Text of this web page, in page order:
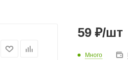
59 ₽/шт
Много